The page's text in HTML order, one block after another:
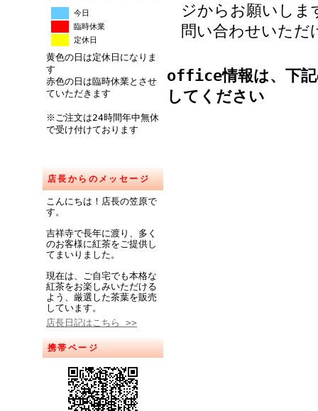
今日
臨時休業
定休日
黄色の日は定休日になりま
す
赤色の日は臨時休業とさせ
ていただきます
※ご注文は24時間年中無休
で受け付けております
店長からのメッセージ
こんにちは！店長の笠原で
す。
吉祥寺で長年に渡り、多く
のお客様に紅茶をご提供し
てまいりました。
現在は、ご自宅でも本格な
紅茶をお楽しみいただける
よう、厳選した茶葉を販売
しています。
店長日記はこちら >>
携帯ページ
ジからお願いしま
問い合わせいた
office情報は、
してください